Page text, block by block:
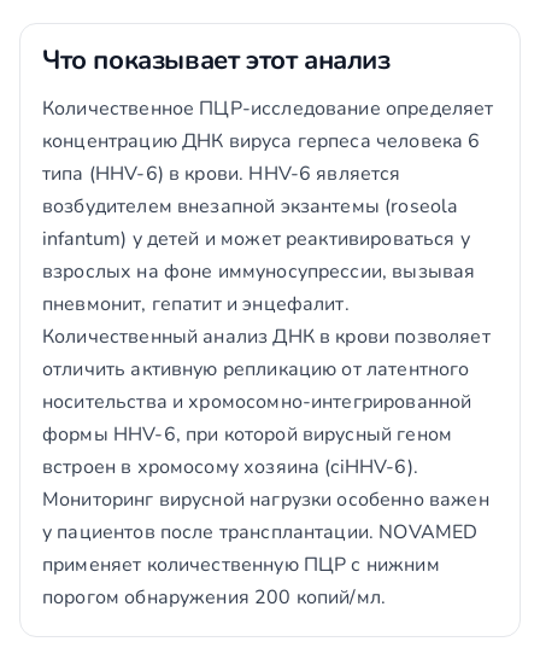
Что показывает этот анализ
Количественное ПЦР-исследование определяет
концентрацию ДНК вируса герпеса человека 6
типа (HHV-6) в крови. HHV-6 является
возбудителем внезапной экзантемы (roseola
infantum) у детей и может реактивироваться у
взрослых на фоне иммуносупрессии, вызывая
пневмонит, гепатит и энцефалит.
Количественный анализ ДНК в крови позволяет
отличить активную репликацию от латентного
носительства и хромосомно-интегрированной
формы HHV-6, при которой вирусный геном
встроен в хромосому хозяина (ciHHV-6).
Мониторинг вирусной нагрузки особенно важен
у пациентов после трансплантации. NOVAMED
применяет количественную ПЦР с нижним
порогом обнаружения 200 копий/мл.